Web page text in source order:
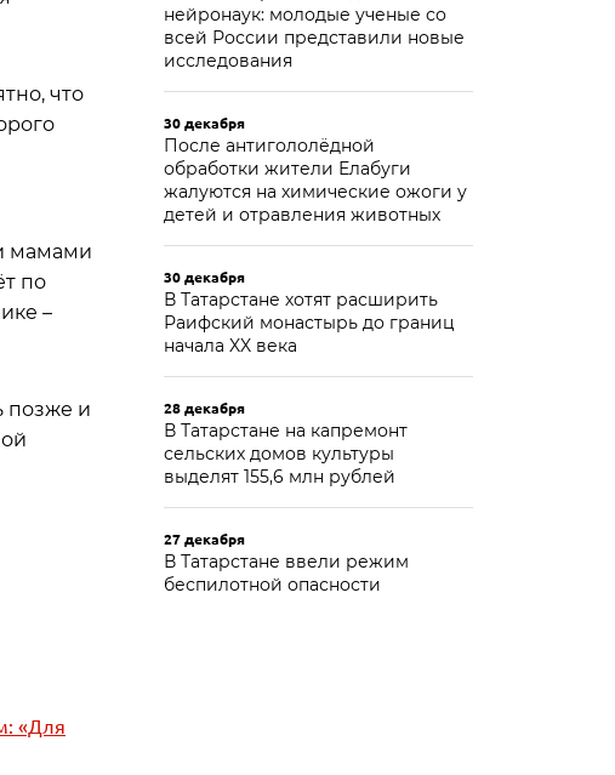
что
мамами
по
–
позже и
«Для
нейронаук: молодые ученые со
всей России представили новые
исследования
30 декабря
После антигололёдной
обработки жители Елабуги
жалуются на химические ожоги у
детей и отравления животных
30 декабря
В Татарстане хотят расширить
Раифский монастырь до границ
начала XX века
28 декабря
В Татарстане на капремонт
сельских домов культуры
выделят 155,6 млн рублей
27 декабря
В Татарстане ввели режим
беспилотной опасности